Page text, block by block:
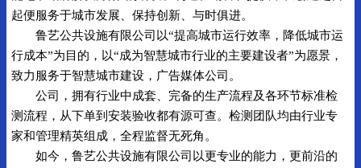
起便服务于城市发展、保持创新、与时俱进。
鲁艺公共设施有限公司以“提高城市运行效率，降低城市运
行成本”为目的，以“成为智慧城市行业的主要建设者”为愿景，
致力服务于智慧城市建设，广告媒体公司。
公司，拥有行业中成套、完备的生产流程及各环节标准检
测流程，从下单到安装验收都有源可查。检测团队均由行业专
家和管理精英组成，全程监督无死角。
如今，鲁艺公共设施有限公司以更专业的能力，更前沿的